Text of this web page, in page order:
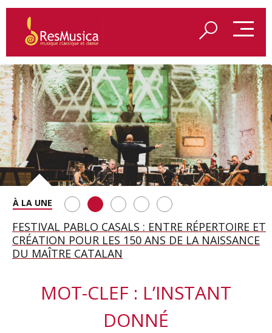
SAINT FRANÇOIS D’ASSISE À SALZBOURG, UNE
SOIRÉE IMMENSE PORTÉE PAR ROMEO
CASTELLUCCI ET MAXIME PASCAL
FESTIVAL PABLO CASALS : ENTRE RÉPERTOIRE ET
CRÉATION POUR LES 150 ANS DE LA NAISSANCE
DU MAÎTRE CATALAN
A BAYREUTH, LE 150E ANNIVERSAIRE DU RING
WAGNÉRIEN GÉNÉRÉ PAR L’IA
BETSY JOLAS FÊTE SON CENTIÈME
ANNIVERSAIRE
GEORGE BENJAMIN : « MES PARENTS AVAIENT
CETTE EXIGENCE DE L’OBJET CISELÉ »
MOT-CLEF : L’INSTANT
DONNÉ